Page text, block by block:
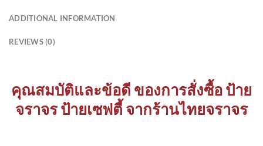
ADDITIONAL INFORMATION
REVIEWS (0)
คุณสมบัติและข้อดี ของการสั่งซื้อ ป้าย
จราจร ป้ายเซฟตี้ จากร้านไทยจราจร